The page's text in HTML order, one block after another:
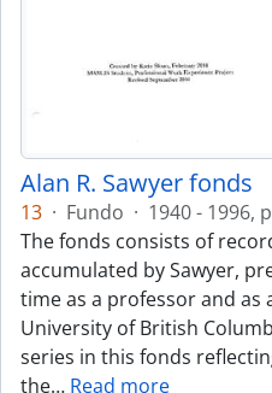
Alan R. Sawyer fonds
13 · Fundo · 1940 - 1996,
The fonds consists of
accumulated by Sawyer,
time as a professor and as
University of British
series in this fonds
the… Read more